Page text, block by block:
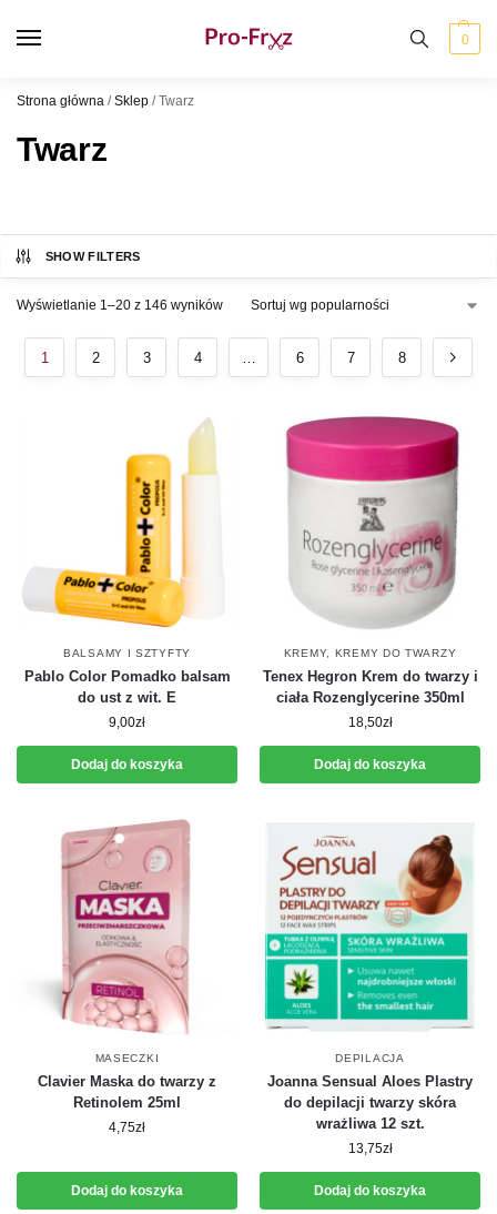
0
Strona główna /Sklep /Twarz
Twarz
SHOW FILTERS
Wyświetlanie 1–20 z 146 wyników
1 2 3 4 … 6 7 8
BALSAMY I SZTYFTY
Pablo Color Pomadko balsam
do ust z wit. E
9,00zł
Dodaj do koszyka
KREMY, KREMY DO TWARZY
Tenex Hegron Krem do twarzy i
ciała Rozenglycerine 350ml
18,50zł
Dodaj do koszyka
MASECZKI
Clavier Maska do twarzy z
Retinolem 25ml
4,75zł
Dodaj do koszyka
DEPILACJA
Joanna Sensual Aloes Plastry
do depilacji twarzy skóra
wrażliwa 12 szt.
13,75zł
Dodaj do koszyka